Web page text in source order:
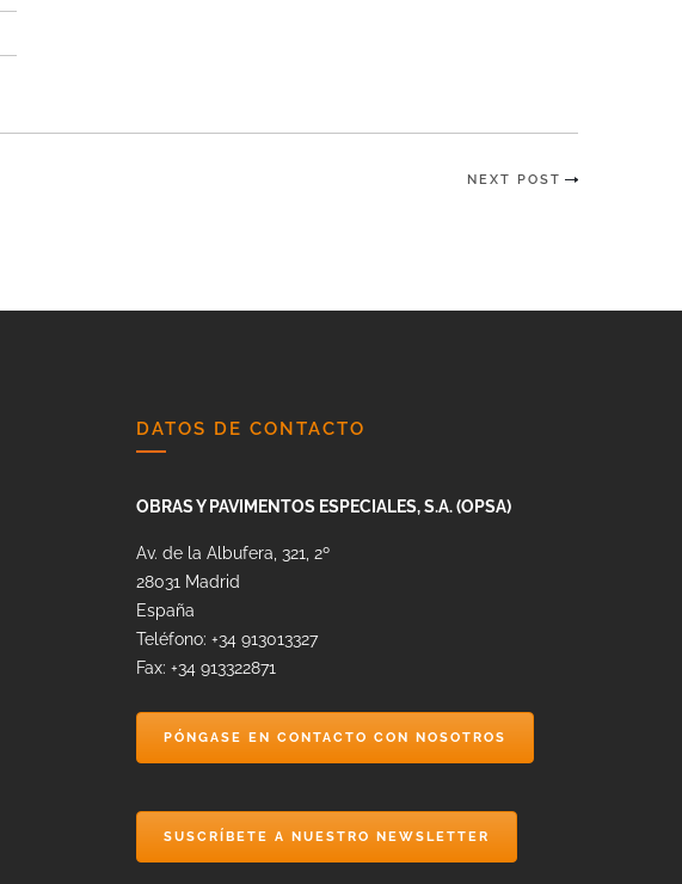
NEXT POST
DATOS DE CONTACTO
OBRAS Y PAVIMENTOS ESPECIALES, S.A. (OPSA)
Av. de la Albufera, 321, 2º
28031 Madrid
España
Teléfono: +34 913013327
Fax: +34 913322871
PÓNGASE EN CONTACTO CON NOSOTROS
SUSCRÍBETE A NUESTRO NEWSLETTER